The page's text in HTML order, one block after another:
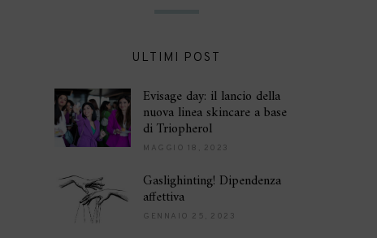
ULTIMI POST
Evisage day: il lancio della
nuova linea skincare a base
di Triopherol
MAGGIO 18, 2023
Gaslighinting! Dipendenza
affettiva
GENNAIO 25, 2023